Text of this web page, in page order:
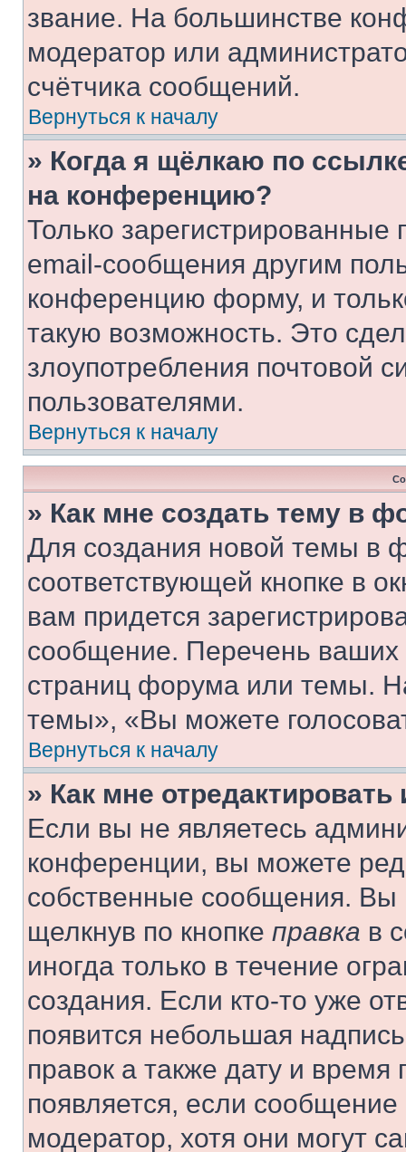
звание. На большинстве
модератор или
счётчика сообщений.
Вернуться к началу
» Когда я щёлкаю по
на конференцию?
Только зарегистрированные
email-сообщения другим
конференцию форму, и
такую возможность. Это
злоупотребления почтовой
пользователями.
Вернуться к началу
» Как мне создать тему в
Для создания новой темы в
соответствующей кнопке в
вам придется
сообщение. Перечень ваших
страниц форума или темы.
темы», «Вы можете
Вернуться к началу
» Как мне
Если вы не являетесь
конференции, вы можете
собственные сообщения. Вы
щелкнув по кнопке правка в
иногда только в течение
создания. Если кто-то уже
появится небольшая
правок а также дату и
появляется, если
модератор, хотя они могут